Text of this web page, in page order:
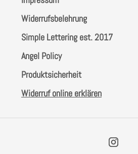
Widerrufsbelehrung
Simple Lettering est. 2017
Angel Policy
Produktsicherheit
Widerruf online erklären